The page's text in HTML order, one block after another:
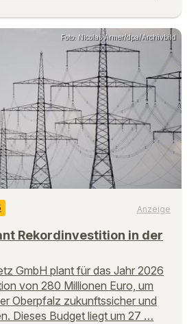
Foto: Nicolas Armer/dpa/Archivbild
Anzeige
Rekordinvestition in der
GmbH plant für das Jahr 2026
von 280 Millionen Euro, um
Oberpfalz zukunftssicher und
Dieses Budget liegt um 27 …